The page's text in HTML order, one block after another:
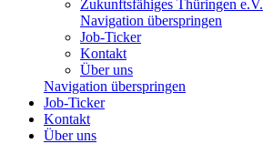
Zukunftsfähiges Thüringen e.V.
Navigation überspringen
Job-Ticker
Kontakt
Über uns
Navigation überspringen
Job-Ticker
Kontakt
Über uns